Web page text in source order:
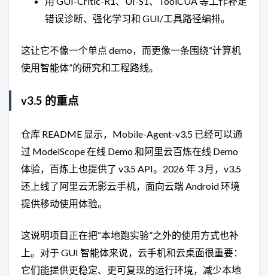
错误诊断、强化学习和 GUI/工具路径编排。
这让它不像一个单点 demo，而更像一条围绕“计算机
使用智能体”的研究和工程路线。
v3.5 的重点
仓库 README 显示，Mobile-Agent-v3.5 已经可以通
过 ModelScope 在线 Demo 和阿里云百炼在线 Demo
体验，百炼上也提供了 v3.5 API。2026 年 3 月，v3.5
还上线了阿里云无影云手机，面向云端 Android 环境
提供移动使用体验。
这说明项目正在把“本地跑实验”之外的使用方式也补
上。对于 GUI 智能体来说，云手机和云桌面很重要：
它们能提供更稳定、更可复现的运行环境，减少本地